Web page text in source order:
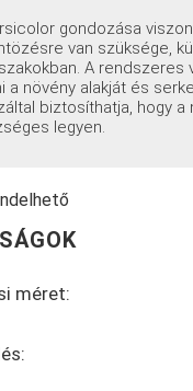
gondozása
van szüksége,
A rendszeres
a növény alakját és
biztosíthatja, hogy a
legyen.
méret: